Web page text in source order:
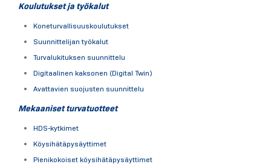
Koulutukset ja työkalut
Koneturvallisuuskoulutukset
Suunnittelijan työkalut
Turvalukituksen suunnittelu
Digitaalinen kaksonen (Digital Twin)
Avattavien suojusten suunnittelu
Mekaaniset turvatuotteet
HDS-kytkimet
Köysihätäpysäyttimet
Pienikokoiset köysihätäpysäyttimet